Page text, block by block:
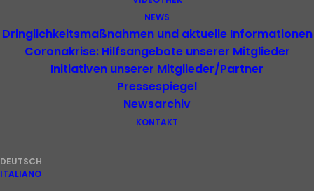
NEWS
Dringlichkeitsmaßnahmen und aktuelle Informationen
Coronakrise: Hilfsangebote unserer Mitglieder
Initiativen unserer Mitglieder/Partner
Pressespiegel
Newsarchiv
KONTAKT
DEUTSCH
ITALIANO
Newsletter
Sehr verehrte Interessierte!